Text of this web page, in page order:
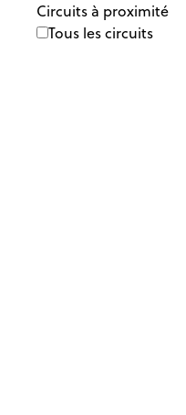
Circuits à proximité
Tous les circuits